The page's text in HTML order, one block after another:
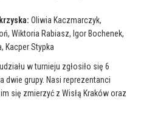
Oliwia Kaczmarczyk,
Wiktoria Rabiasz, Igor Bochenek,
Kacper Stypka
w turnieju zgłosiło się 6
dwie grupy. Nasi reprezentanci
się zmierzyć z Wisłą Kraków oraz